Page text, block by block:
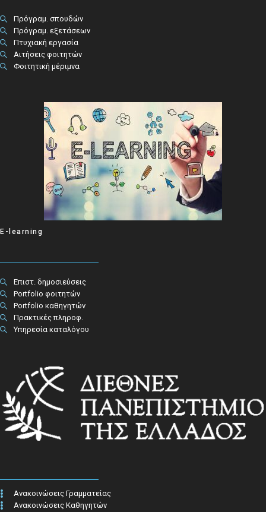
Πρόγραμ. σπουδών
Πρόγραμ. εξετάσεων
Πτυχιακή εργασία
Αιτήσεις φοιτητών
Φοιτητική μέριμνα
E-learning
Επιστ. δημοσιεύσεις
Portfolio φοιτητών
Portfolio καθηγητών
Πρακτικές πληροφ.​
Υπηρεσία καταλόγου
Ανακοινώσεις Γραμματείας
Ανακοινώσεις Καθηγητών